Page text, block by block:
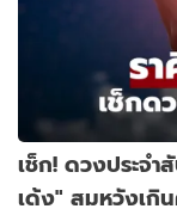
เช็ก! ดวงประจำ
เด้ง" สมหวังเกิ